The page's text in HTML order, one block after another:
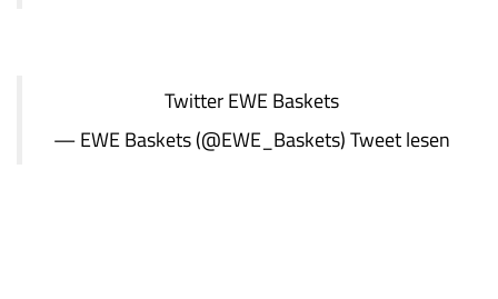
TwitterEWE Baskets
— EWE Baskets (@EWE_Baskets)Tweet lesen